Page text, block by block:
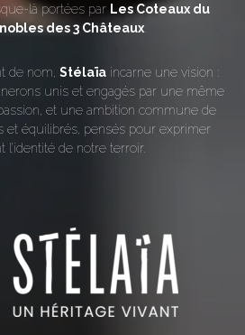
là portées par Les Coteaux du
des 3 Châteaux.
de nom, Stélaïaincarne une vision :
unis et engagés par une même
et une ambition commune de
et équilibrés, pensés pour exprimer
l’identité de notre terroir.